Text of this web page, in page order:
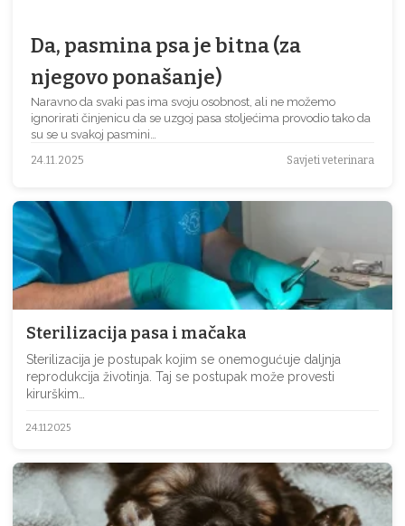
Da, pasmina psa je bitna (za
njegovo ponašanje)
Naravno da svaki pas ima svoju osobnost, ali ne možemo
ignorirati činjenicu da se uzgoj pasa stoljećima provodio tako da
su se u svakoj pasmini…
24.11.2025 Savjeti veterinara
Sterilizacija pasa i mačaka
Sterilizacija je postupak kojim se onemogućuje daljnja
reprodukcija životinja. Taj se postupak može provesti
kirurškim…
24.11.2025